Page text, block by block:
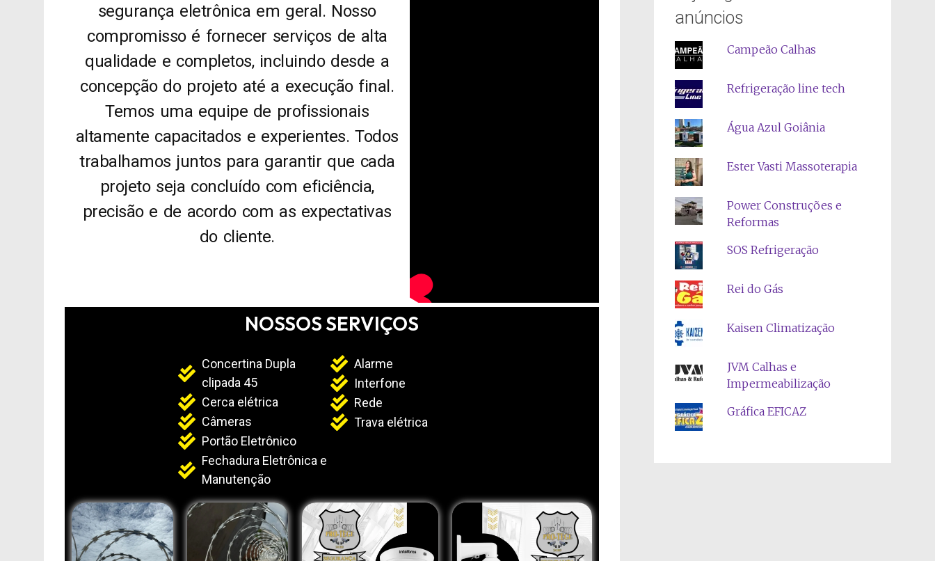
segurança eletrônica em geral. Nosso
compromisso é fornecer serviços de alta
qualidade e completos, incluindo desde a
concepção do projeto até a execução final.
Temos uma equipe de profissionais
altamente capacitados e experientes. Todos
trabalhamos juntos para garantir que cada
projeto seja concluído com eficiência,
precisão e de acordo com as expectativas
do cliente.
NOSSOS SERVIÇOS
Concertina Dupla
clipada 45
Cerca elétrica
Câmeras
Portão Eletrônico
Fechadura Eletrônica e
Manutenção
Alarme
Interfone
Rede
Trava elétrica
anúncios
Campeão Calhas
Refrigeração line tech
Água Azul Goiânia
Ester Vasti Massoterapia
Power Construções e
Reformas
SOS Refrigeração
Rei do Gás
Kaisen Climatização
JVM Calhas e
Impermeabilização
Gráfica EFICAZ